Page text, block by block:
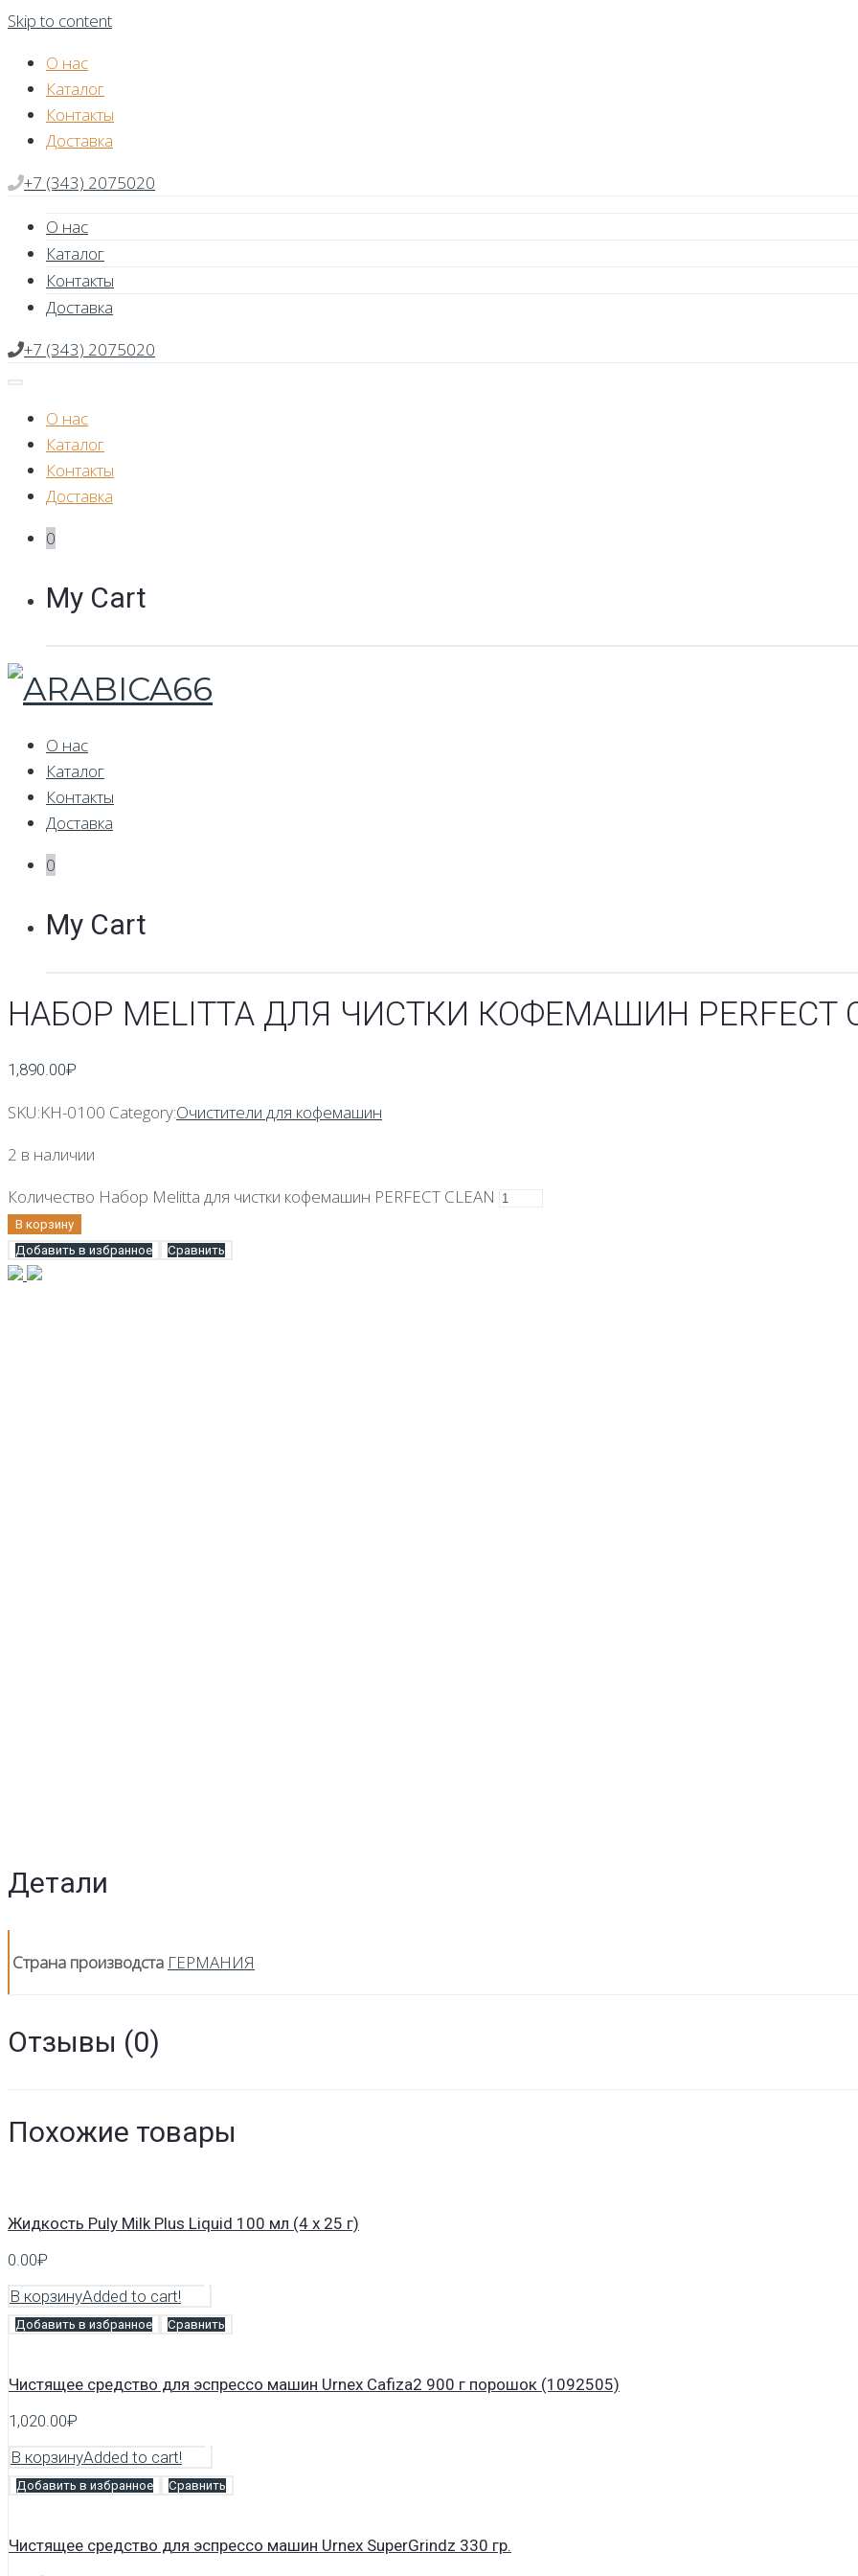
Skip to content
О нас
Каталог
Контакты
Доставка
+7 (343) 2075020
О нас
Каталог
Контакты
Доставка
+7 (343) 2075020
О нас
Каталог
Контакты
Доставка
0
My Cart
О нас
Каталог
Контакты
Доставка
0
My Cart
НАБОР MELITTA ДЛЯ ЧИСТКИ КОФЕМАШИН PERFECT
1,890.00₽
SKU:KH-0100 Category:Очистители для кофемашин
2 в наличии
Количество Набор Melitta для чистки кофемашин PERFECT CLEAN
В корзину
Добавить в избранное
Сравнить
Детали
Страна производста ГЕРМАНИЯ
Отзывы (0)
Похожие товары
Жидкость Puly Milk Plus Liquid 100 мл (4 x 25 г)
0.00₽
В корзинуAdded to cart!
Добавить в избранное Сравнить
Чистящее средство для эспрессо машин Urnex Cafiza2 900 г порoшок (1092505)
1,020.00₽
В корзинуAdded to cart!
Добавить в избранное Сравнить
Чистящее средство для эспрессо машин Urnex SuperGrindz 330 гр.